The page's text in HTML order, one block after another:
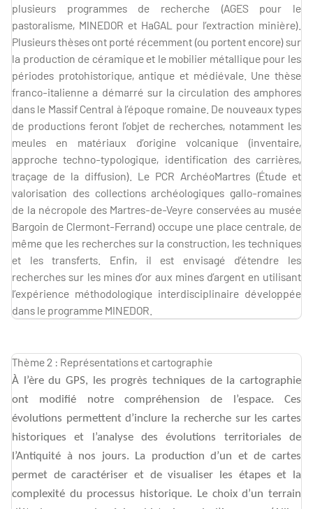
plusieurs programmes de recherche (AGES pour le
pastoralisme, MINEDOR et HaGAL pour l’extraction minière).
Plusieurs thèses ont porté récemment (ou portent encore) sur
la production de céramique et le mobilier métallique pour les
périodes protohistorique, antique et médiévale. Une thèse
franco-italienne a démarré sur la circulation des amphores
dans le Massif Central à l’époque romaine. De nouveaux types
de productions feront l’objet de recherches, notamment les
meules en matériaux d’origine volcanique (inventaire,
approche techno-typologique, identification des carrières,
traçage de la diffusion). Le PCR ArchéoMartres (Étude et
valorisation des collections archéologiques gallo-romaines
de la nécropole des Martres-de-Veyre conservées au musée
Bargoin de Clermont-Ferrand) occupe une place centrale, de
même que les recherches sur la construction, les techniques
et les transferts. Enfin, il est envisagé d’étendre les
recherches sur les mines d’or aux mines d’argent en utilisant
l’expérience méthodologique interdisciplinaire développée
dans le programme MINEDOR.
Thème 2 : Représentations et cartographie
À l’ère du GPS, les progrès techniques de la cartographie
ont modifié notre compréhension de l’espace. Ces
évolutions permettent d’inclure la recherche sur les cartes
historiques et l’analyse des évolutions territoriales de
l’Antiquité à nos jours. La production d’un et de cartes
permet de caractériser et de visualiser les étapes et la
complexité du processus historique. Le choix d’un terrain